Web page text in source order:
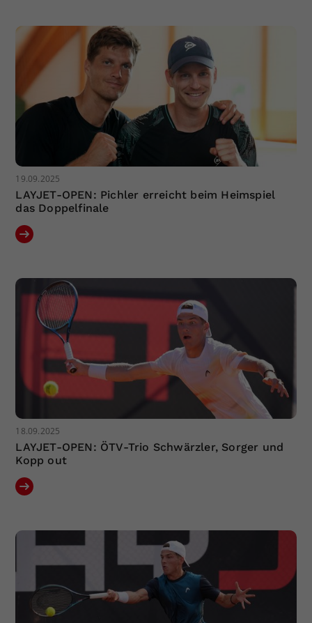
19.09.2025
LAYJET-OPEN: Pichler erreicht beim Heimspiel
das Doppelfinale
18.09.2025
LAYJET-OPEN: ÖTV-Trio Schwärzler, Sorger und
Kopp out